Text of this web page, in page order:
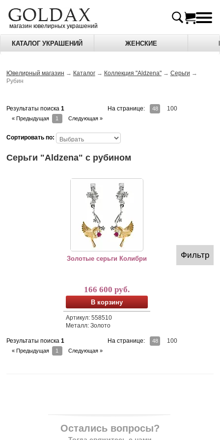
магазин ювелирных украшений
КАТАЛОГ УКРАШЕНИЙ ЖЕНСКИЕ
Ювелирный магазин → Каталог → Коллекция "Aldzena" → Серьги →
Рубин
Результаты поиска 1 На странице: 48 100
« Предыдущая 1 Следующая »
Сортировать по:
Серьги "Aldzena" c рубином
Производство Россия – Москва.
Золотые серьги Колибри
166 600 руб.
В корзину
Артикул: 558510
Металл: Золото
Результаты поиска 1 На странице: 48 100
« Предыдущая 1 Следующая »
Фильтр
Остались вопросы?